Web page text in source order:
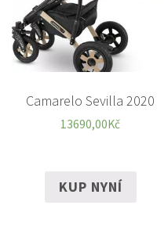
Camarelo Sevilla 2020
13690,00Kč
KUP NYNÍ